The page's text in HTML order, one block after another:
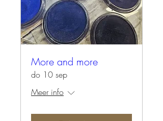
More and more
do 10 sep
Meer info